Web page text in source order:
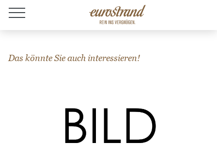
Jobs
Das könnte Sie auch interessieren!